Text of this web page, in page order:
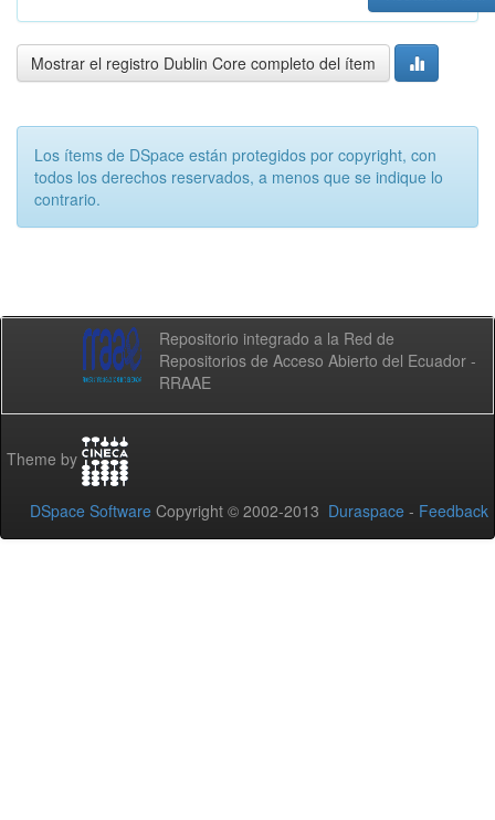
Mostrar el registro Dublin Core completo del ítem
Los ítems de DSpace están protegidos por copyright, con
todos los derechos reservados, a menos que se indique lo
contrario.
Repositorio integrado a la Red de
Repositorios de Acceso Abierto del Ecuador -
RRAAE
Theme by
DSpace Software Copyright © 2002-2013 Duraspace - Feedback